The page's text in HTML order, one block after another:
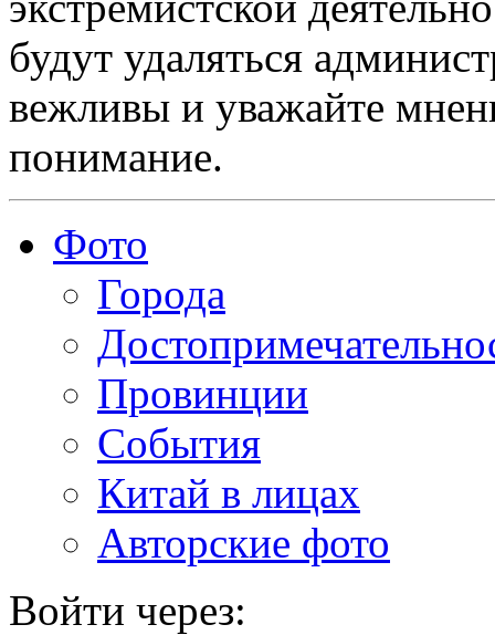
будут удаляться
вежливы и уважайте
понимание.
Фото
Города
Провинции
События
Китай в лицах
Авторские фото
Войти через: